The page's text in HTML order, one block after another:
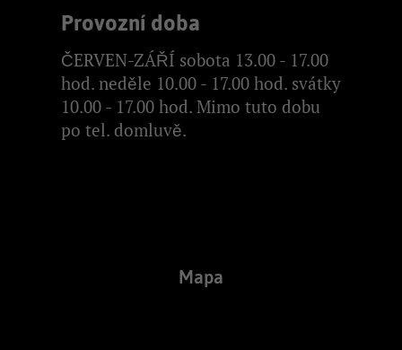
Provozní doba
ČERVEN-ZÁŘÍ sobota 13.00 - 17.00
hod. neděle 10.00 - 17.00 hod. svátky
10.00 - 17.00 hod. Mimo tuto dobu
po tel. domluvě.
Mapa